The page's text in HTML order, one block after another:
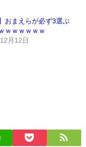
おまえらが必ず3選ぶ
ｗｗｗｗｗｗ
月12日